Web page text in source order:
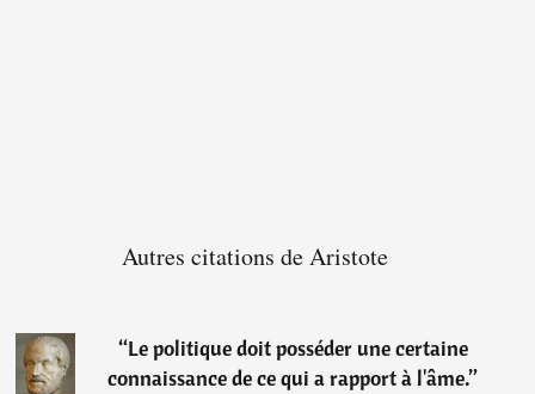
Autres citations de Aristote
“Le politique doit posséder une certaine
connaissance de ce qui a rapport à l'âme.”